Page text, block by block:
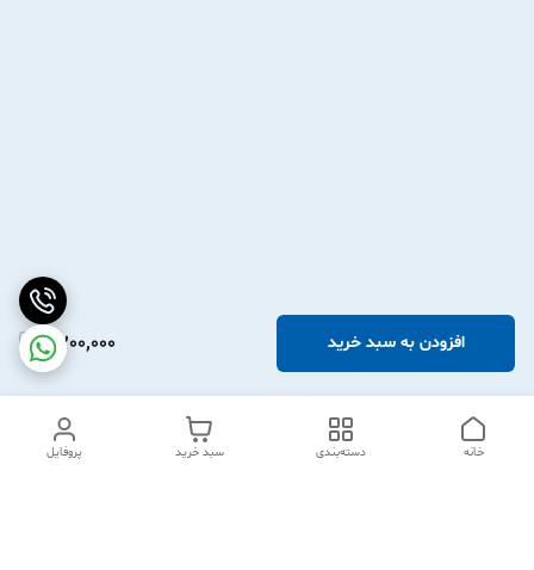
2,200,000 افزودن به سبد خرید
پروفایل سبد خرید دسته‌بندی خانه